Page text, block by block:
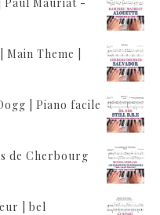
Theme |
| Piano facile
de Cherbourg
| bel